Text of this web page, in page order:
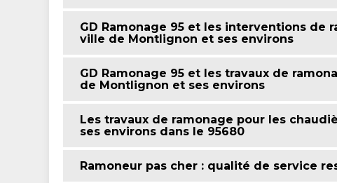
GD Ramonage 95 et les interventions de
ville de Montlignon et ses environs
GD Ramonage 95 et les travaux de
de Montlignon et ses environs
Les travaux de ramonage pour les
ses environs dans le 95680
Ramoneur pas cher : qualité de service